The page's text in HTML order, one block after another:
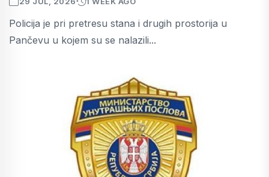
Policija je pri pretresu stana i drugih prostorija u
Pančevu u kojem su se nalazili...